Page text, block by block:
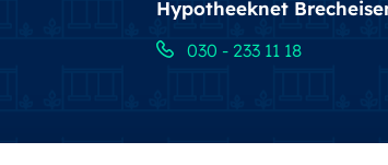
Hypotheeknet
030 - 233 11 18